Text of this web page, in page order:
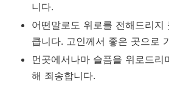
니다.
어떤말로도 위로를 전해드리지
큽니다. 고인께서 좋은 곳으로
먼곳에서나마 슬픔을 위로드리
해 죄송합니다.